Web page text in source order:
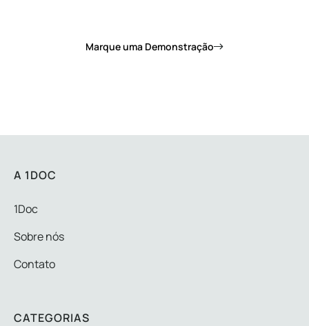
Marque uma Demonstração
A 1DOC
1Doc
Sobre nós
Contato
CATEGORIAS